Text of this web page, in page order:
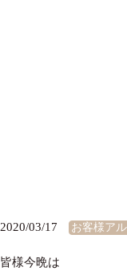
2020/03/17 お客様ア
皆様今晩は